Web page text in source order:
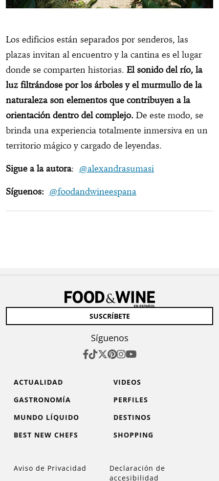
Los edificios están separados por senderos, las
plazas invitan al encuentro y la cantina es el lugar
donde se comparten historias. El sonido del río, la
luz filtrándose por los árboles y el murmullo de la
naturaleza son elementos que contribuyen a la
orientación dentro del complejo. De este modo, se
brinda una experiencia totalmente inmersiva en un
territorio mágico y cargado de leyendas.
Sigue a la autora: @alexandrasumasi
Síguenos: @foodandwineespana
SUSCRÍBETE
Síguenos
ACTUALIDAD
VIDEOS
GASTRONOMÍA
PERFILES
MUNDO LÍQUIDO
DESTINOS
BEST NEW CHEFS
SHOPPING
Aviso de Privacidad
Declaración de
accesibilidad